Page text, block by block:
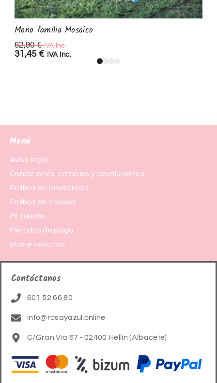
Mono familia Mosaico
62,90€ IVA Inc.
31,45 € IVA Inc.
Menú
Aviso legal
Condiciones, cambios y devoluciones
Política de privacidad
Política de cookies
Mi cuenta
Métodos de pago
Sobre nosotros
Contáctanos
601 52 66 80
info@rosayazul.online
C/Gran Vía 67 - 02400 Hellín (Albacete)